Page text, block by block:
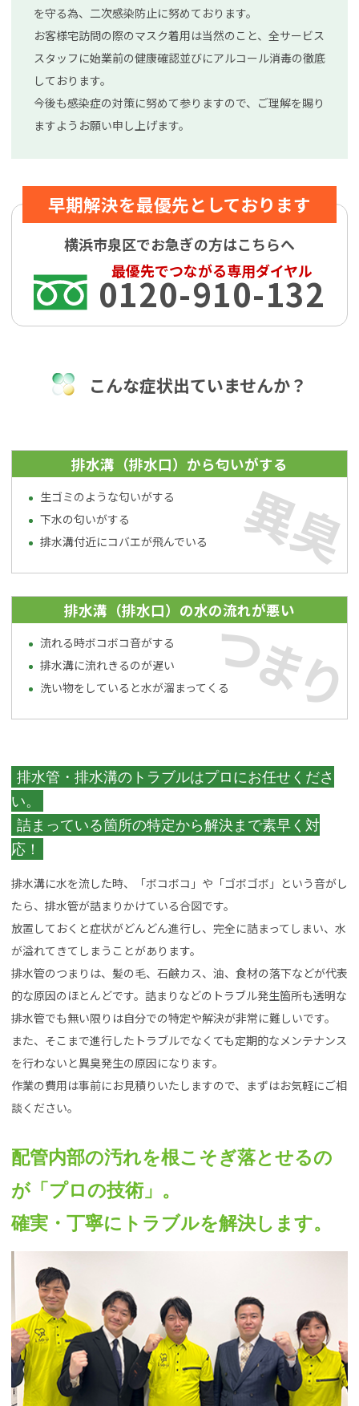
を守る為、二次感染防止に努めております。
お客様宅訪問の際のマスク着用は当然のこと、全サービス
スタッフに始業前の健康確認並びにアルコール消毒の徹底
しております。
今後も感染症の対策に努めて参りますので、ご理解を賜り
ますようお願い申し上げます。
早期解決を最優先としております
横浜市泉区でお急ぎの方はこちらへ
最優先でつながる専用ダイヤル
0120-910-132
こんな症状出ていませんか？
排水溝（排水口）から匂いがする
生ゴミのような匂いがする
下水の匂いがする
排水溝付近にコバエが飛んでいる
異臭
排水溝（排水口）の水の流れが悪い
流れる時ボコボコ音がする
排水溝に流れきるのが遅い
洗い物をしていると水が溜まってくるつまり
排水管・排水溝のトラブルはプロにお任せくださ
い。
詰まっている箇所の特定から解決まで素早く対
応！
排水溝に水を流した時、「ボコボコ」や「ゴボゴボ」という音がし
たら、排水管が詰まりかけている合図です。
放置しておくと症状がどんどん進行し、完全に詰まってしまい、水
が溢れてきてしまうことがあります。
排水管のつまりは、髪の毛、石鹸カス、油、食材の落下などが代表
的な原因のほとんどです。詰まりなどのトラブル発生箇所も透明な
排水管でも無い限りは自分での特定や解決が非常に難しいです。
また、そこまで進行したトラブルでなくても定期的なメンテナンス
を行わないと異臭発生の原因になります。
作業の費用は事前にお見積りいたしますので、まずはお気軽にご相
談ください。
配管内部の汚れを根こそぎ落とせるの
が「プロの技術」。
確実・丁寧にトラブルを解決します。